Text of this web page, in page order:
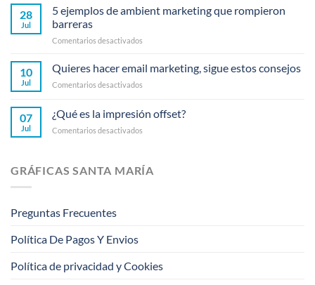
28
Jul
5 ejemplos de ambient marketing que rompieron
barreras
Comentarios desactivados
ejemplos
de
ambient
que
barreras
10
Jul
Quieres hacer email marketing, sigue estos consejos
Comentarios desactivados
email
marketing,
consejos
07
Jul
¿Qué es la impresión offset?
Comentarios desactivados
la
impresión
GRÁFICAS SANTA MARÍA
Preguntas Frecuentes
Política De Pagos Y Envios
Política de privacidad y Cookies